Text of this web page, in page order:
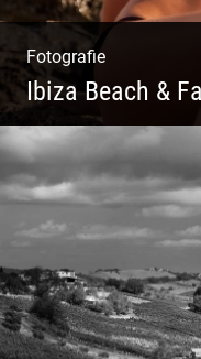
Fotografie
Ibiza Beach &
Ibiza Beach &